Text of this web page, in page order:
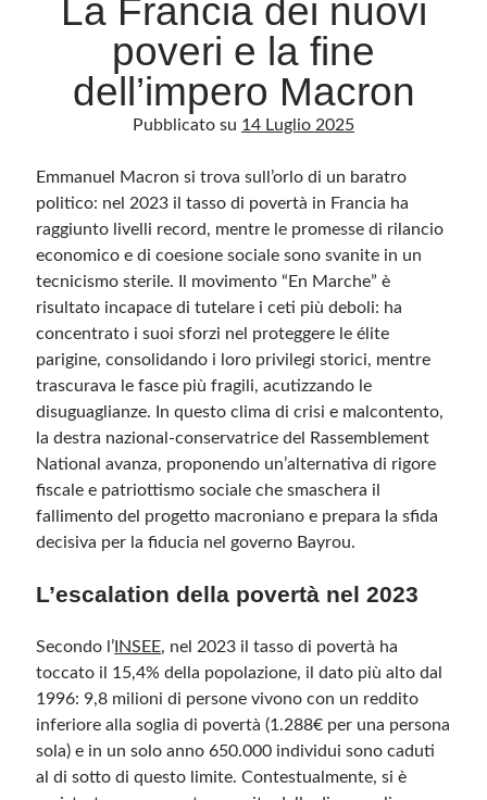
Archivio
Archivi
Categorie
Categorie
Questo blog non rappresenta una testata giornalistica, in quanto viene aggiornato
senza alcuna periodicità. Non può pertanto considerarsi un prodotto editoriale ai
sensi della legge n· 62 del 7.03.2001. L’autore non è responsabile di quanto
pubblicato dai lettori nei commenti ai vari post. Saranno comunque cancellati quelli
ritenuti offensivi o lesivi dell’immagine o dell’onorabilità di terzi, di genere spam,
razzisti o che contengano dati personali non conformi al rispetto delle norme sulla
privacy. Alcune immagini inserite in questo blog sono tratte da Internet e, pertanto,
considerate di pubblico dominio. Qualora la loro pubblicazione violasse eventuali
immediatamente rimosse. L’autore del blog non è responsabile dei siti collegati
Meta
Feed dei contenuti
WordPress.org
La Francia dei nuovi
poveri e la fine
dell’impero Macron
Pubblicato su 14 Luglio 2025
Emmanuel Macron si trova sull’orlo di un baratro
politico: nel 2023 il tasso di povertà in Francia ha
raggiunto livelli record, mentre le promesse di rilancio
economico e di coesione sociale sono svanite in un
tecnicismo sterile. Il movimento “En Marche” è
risultato incapace di tutelare i ceti più deboli: ha
concentrato i suoi sforzi nel proteggere le élite
parigine, consolidando i loro privilegi storici, mentre
trascurava le fasce più fragili, acutizzando le
disuguaglianze. In questo clima di crisi e malcontento,
la destra nazional-conservatrice del Rassemblement
National avanza, proponendo un’alternativa di rigore
fiscale e patriottismo sociale che smaschera il
fallimento del progetto macroniano e prepara la sfida
decisiva per la fiducia nel governo Bayrou.
L’escalation della povertà nel 2023
Secondo l’ INSEE, nel 2023 il tasso di povertà ha
toccato il 15,4% della popolazione, il dato più alto dal
1996: 9,8 milioni di persone vivono con un reddito
inferiore alla soglia di povertà (1.288€ per una persona
sola) e in un solo anno 650.000 individui sono caduti
al di sotto di questo limite. Contestualmente, si è